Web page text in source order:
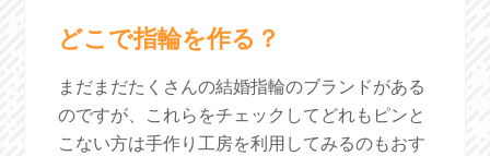
どこで指輪を作る？
まだまだたくさんの結婚指輪のブランドがある
のですが、これらをチェックしてどれもピンと
こない方は手作り工房を利用してみるのもおす